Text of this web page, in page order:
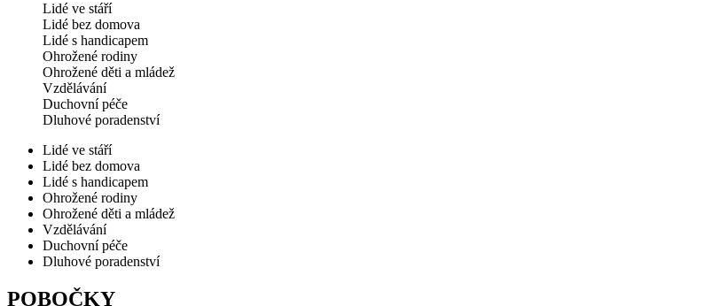
Lidé ve stáří
Lidé bez domova
Lidé s handicapem
Ohrožené rodiny
Ohrožené děti a mládež
Vzdělávání
Duchovní péče
Dluhové poradenství
Lidé ve stáří
Lidé bez domova
Lidé s handicapem
Ohrožené rodiny
Ohrožené děti a mládež
Vzdělávání
Duchovní péče
Dluhové poradenství
POBOČKY